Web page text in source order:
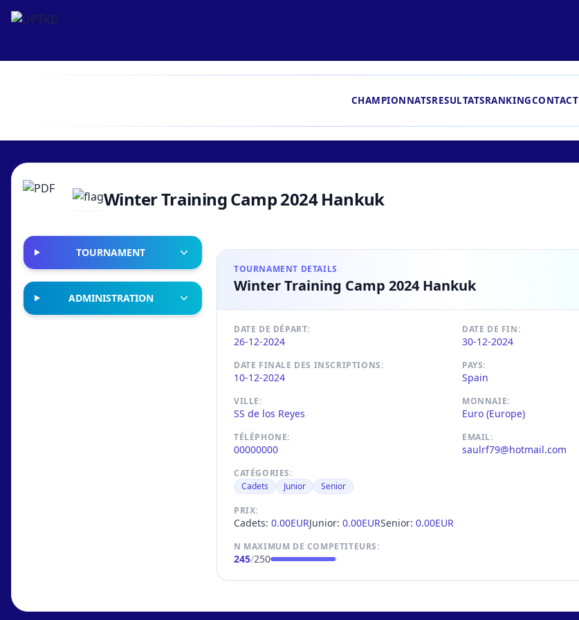
CHAMPIONNATSRESULTATSRANKINGCONTACT
Winter Training Camp 2024 Hankuk
TOURNAMENT
ADMINISTRATION
TOURNAMENT DETAILS
Winter Training Camp 2024 Hankuk
DATE DE DÉPART:
26-12-2024
DATE DE FIN:
30-12-2024
DATE FINALE DES INSCRIPTIONS:
10-12-2024
PAYS:
Spain
VILLE:
SS de los Reyes
MONNAIE:
Euro (Europe)
TÉLÉPHONE:
00000000
EMAIL:
saulrf79@hotmail.com
CATÉGORIES:
Cadets
Junior Senior
PRIX:
Cadets: 0.00EURJunior: 0.00EURSenior: 0.00EUR
N MAXIMUM DE COMPETITEURS:
245/250